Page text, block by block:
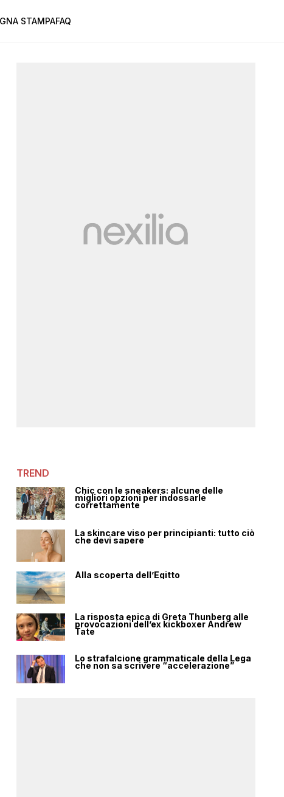
STAMPAFAQ
TREND
Chic con le sneakers: alcune delle
migliori opzioni per indossarle
correttamente
La skincare viso per principianti: tutto ciò
che devi sapere
Alla scoperta dell’Egitto
La risposta epica di Greta Thunberg alle
provocazioni dell’ex kickboxer Andrew
Tate
Lo strafalcione grammaticale della Lega
che non sa scrivere “accelerazione”